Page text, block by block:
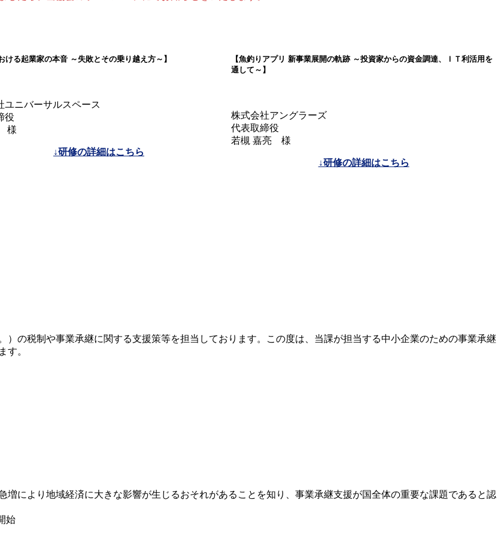
ける起業家の本音 ～失敗とその乗り越え方～】
ユニバーサルスペース
役
様
↓研修の詳細はこちら
【魚釣りアプリ 新事業展開の軌跡 ～投資家からの資金調達、ＩＴ利活用を
通して～】
株式会社アングラーズ
代表取締役
若槻 嘉亮 様
↓研修の詳細はこちら
の税制や事業承継に関する支援策等を担当しております。この度は、当課が担当する中小企業のための事業承継
す。
により地域経済に大きな影響が生じるおそれがあることを知り、事業承継支援が国全体の重要な課題であると認
始